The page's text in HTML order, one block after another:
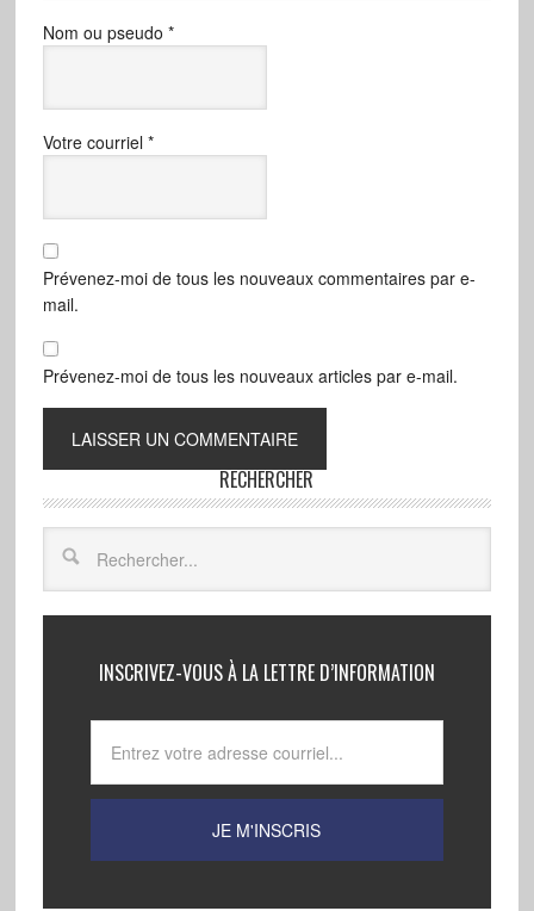
Nom ou pseudo *
Votre courriel *
Prévenez-moi de tous les nouveaux commentaires par e-
mail.
Prévenez-moi de tous les nouveaux articles par e-mail.
RECHERCHER
INSCRIVEZ-VOUS À LA LETTRE D’INFORMATION